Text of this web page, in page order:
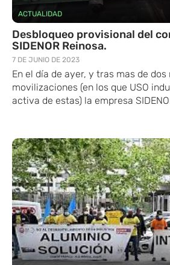
ACTUALIDAD
Desbloqueo provisional del
SIDENOR Reinosa.
7 DE JUNIO DE 2023
En el día de ayer, y tras mas de dos
movilizaciones (en los que USO
activa de estas) la empresa